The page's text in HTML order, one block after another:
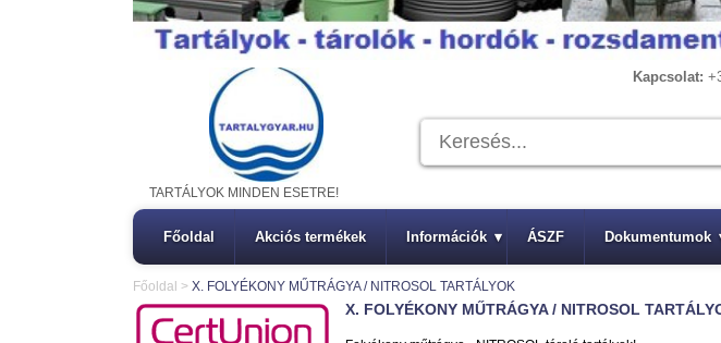
Kapcsolat:
TARTÁLYOK MINDEN ESETRE!
Főoldal Akciós termékek Információk ▾ ÁSZF Dokumentumok
Főoldal > X. FOLYÉKONY MŰTRÁGYA / NITROSOL TARTÁLYOK
X. FOLYÉKONY MŰTRÁGYA / NITROSOL